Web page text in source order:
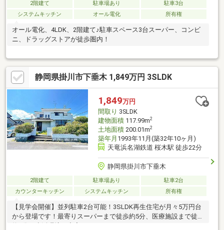
2階建て 駐車場あり
駐車3台
システムキッチン
オール電化 所有権
オール電化、4LDK、2階建て♪駐車スペース3台スーパー、コンビ
ニ、ドラッグストアが徒歩圏内！
静岡県掛川市下垂木 1,849万円 3SLDK
1,849万円
間取り 3SLDK
建物面積117.99m2
土地面積200.01m2
築年月 1993年11月(築32年10ヶ月)
天竜浜名湖鉄道 桜木駅 徒歩22分
静岡県掛川市下垂木
2階建て 駐車場あり
駐車2台
カウンターキッチン
システムキッチン 所有権
【見学会開催】並列駐車2台可能！3SLDK再生住宅が月々5万円台
から登場です！最寄りスーパーまで徒歩約5分、医療施設まで徒歩
約6分と生活環境が充実しています！